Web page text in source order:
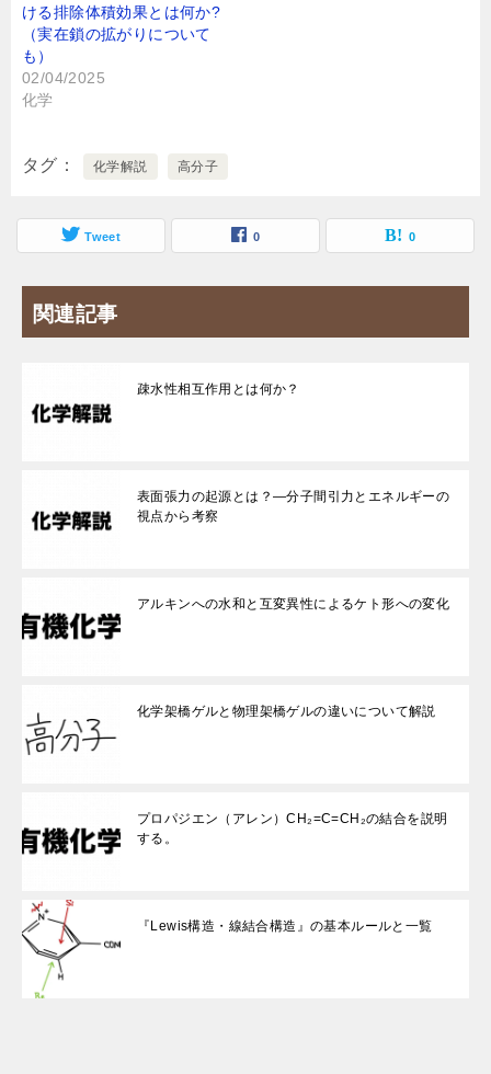
ける排除体積効果とは何か?
（実在鎖の拡がりについて
も）
02/04/2025
化学
タグ 化学解説 高分子
Tweet 0 0
関連記事
疎水性相互作用とは何か？
表面張力の起源とは？—分子間引力とエネルギーの
視点から考察
アルキンへの水和と互変異性によるケト形への変化
化学架橋ゲルと物理架橋ゲルの違いについて解説
プロパジエン（アレン）CH₂=C=CH₂の結合を説明
する。
『Lewis構造・線結合構造』の基本ルールと一覧